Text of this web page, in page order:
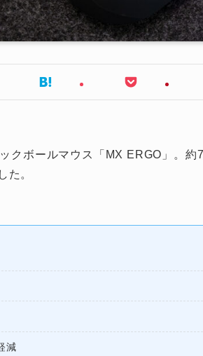
クボールマウス「MX ERGO」。
た。
減